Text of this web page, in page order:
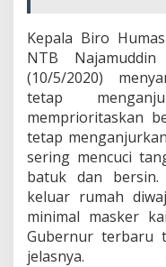
Kepala Biro
NTB
(10/5/2020)
tetap
memprioritaskan
tetap
sering mencuci
batuk dan
keluar rumah
minimal masker
Gubernur terbaru
jelasnya.